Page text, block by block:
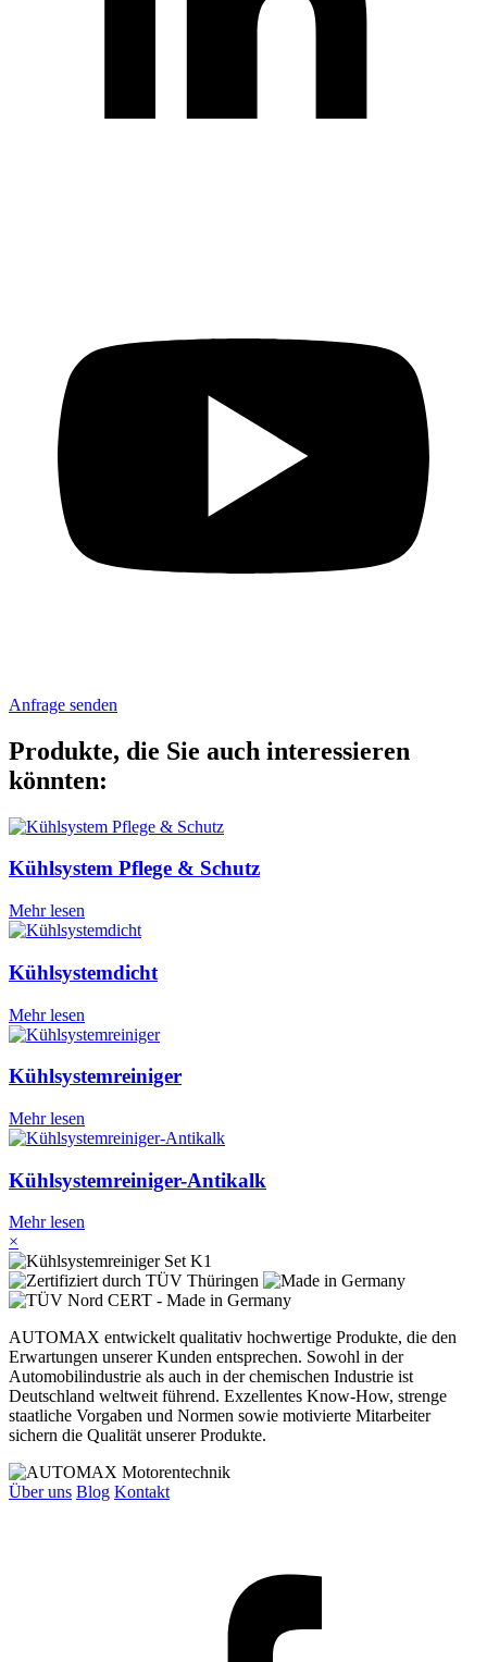
Anfrage senden
Produkte, die Sie auch interessieren
könnten:
Kühlsystem Pflege & Schutz
Mehr lesen
Kühlsystemdicht
Mehr lesen
Kühlsystemreiniger
Mehr lesen
Kühlsystemreiniger-Antikalk
Mehr lesen
×
AUTOMAX entwickelt qualitativ hochwertige Produkte, die den
Erwartungen unserer Kunden entsprechen. Sowohl in der
Automobilindustrie als auch in der chemischen Industrie ist
Deutschland weltweit führend. Exzellentes Know-How, strenge
staatliche Vorgaben und Normen sowie motivierte Mitarbeiter
sichern die Qualität unserer Produkte.
Über uns Blog Kontakt